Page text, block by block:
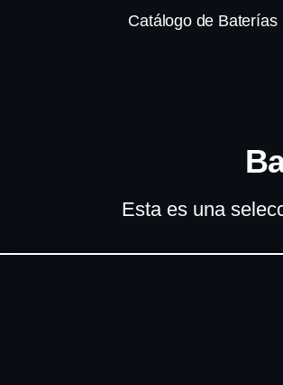
Catálogo de Baterías
Esta es una